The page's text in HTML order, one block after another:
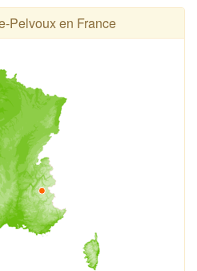
Pelvoux en France